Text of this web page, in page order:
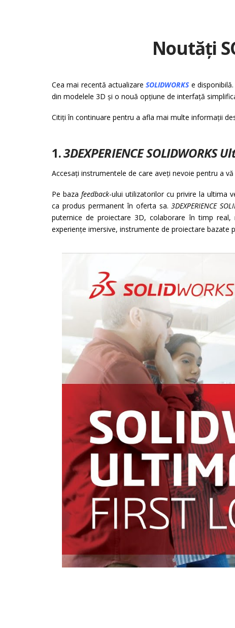
Noutăți
Cea mai recentă actualizareSOLIDWORKS e
din modelele 3D și o nouă opțiune de interfață
Citiți în continuare pentru a afla mai multe informații
1.3DEXPERIENCE SOLIDWORKS
Accesați instrumentele de care aveți nevoie pentru a
Pe baza feedback-ului utilizatorilor cu privire la ultima
ca produs permanent în oferta sa.3DEXPERIENCE
puternice de proiectare 3D, colaborare în timp
experiențe imersive, instrumente de proiectare bazate